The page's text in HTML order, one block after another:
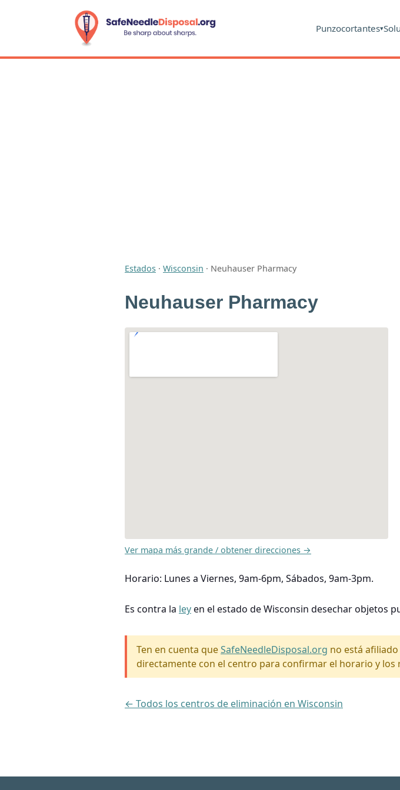
Punzocortantes▾
Estados · Wisconsin · Neuhauser Pharmacy
Neuhauser Pharmacy
Ver mapa más grande / obtener direcciones →
Horario: Lunes a Viernes, 9am-6pm, Sábados, 9am-3pm.
Es contra la leyen el estado de Wisconsin desechar objetos
Ten en cuenta queSafeNeedleDisposal.org no está
directamente con el centro para confirmar el horario y los
← Todos los centros de eliminación en Wisconsin